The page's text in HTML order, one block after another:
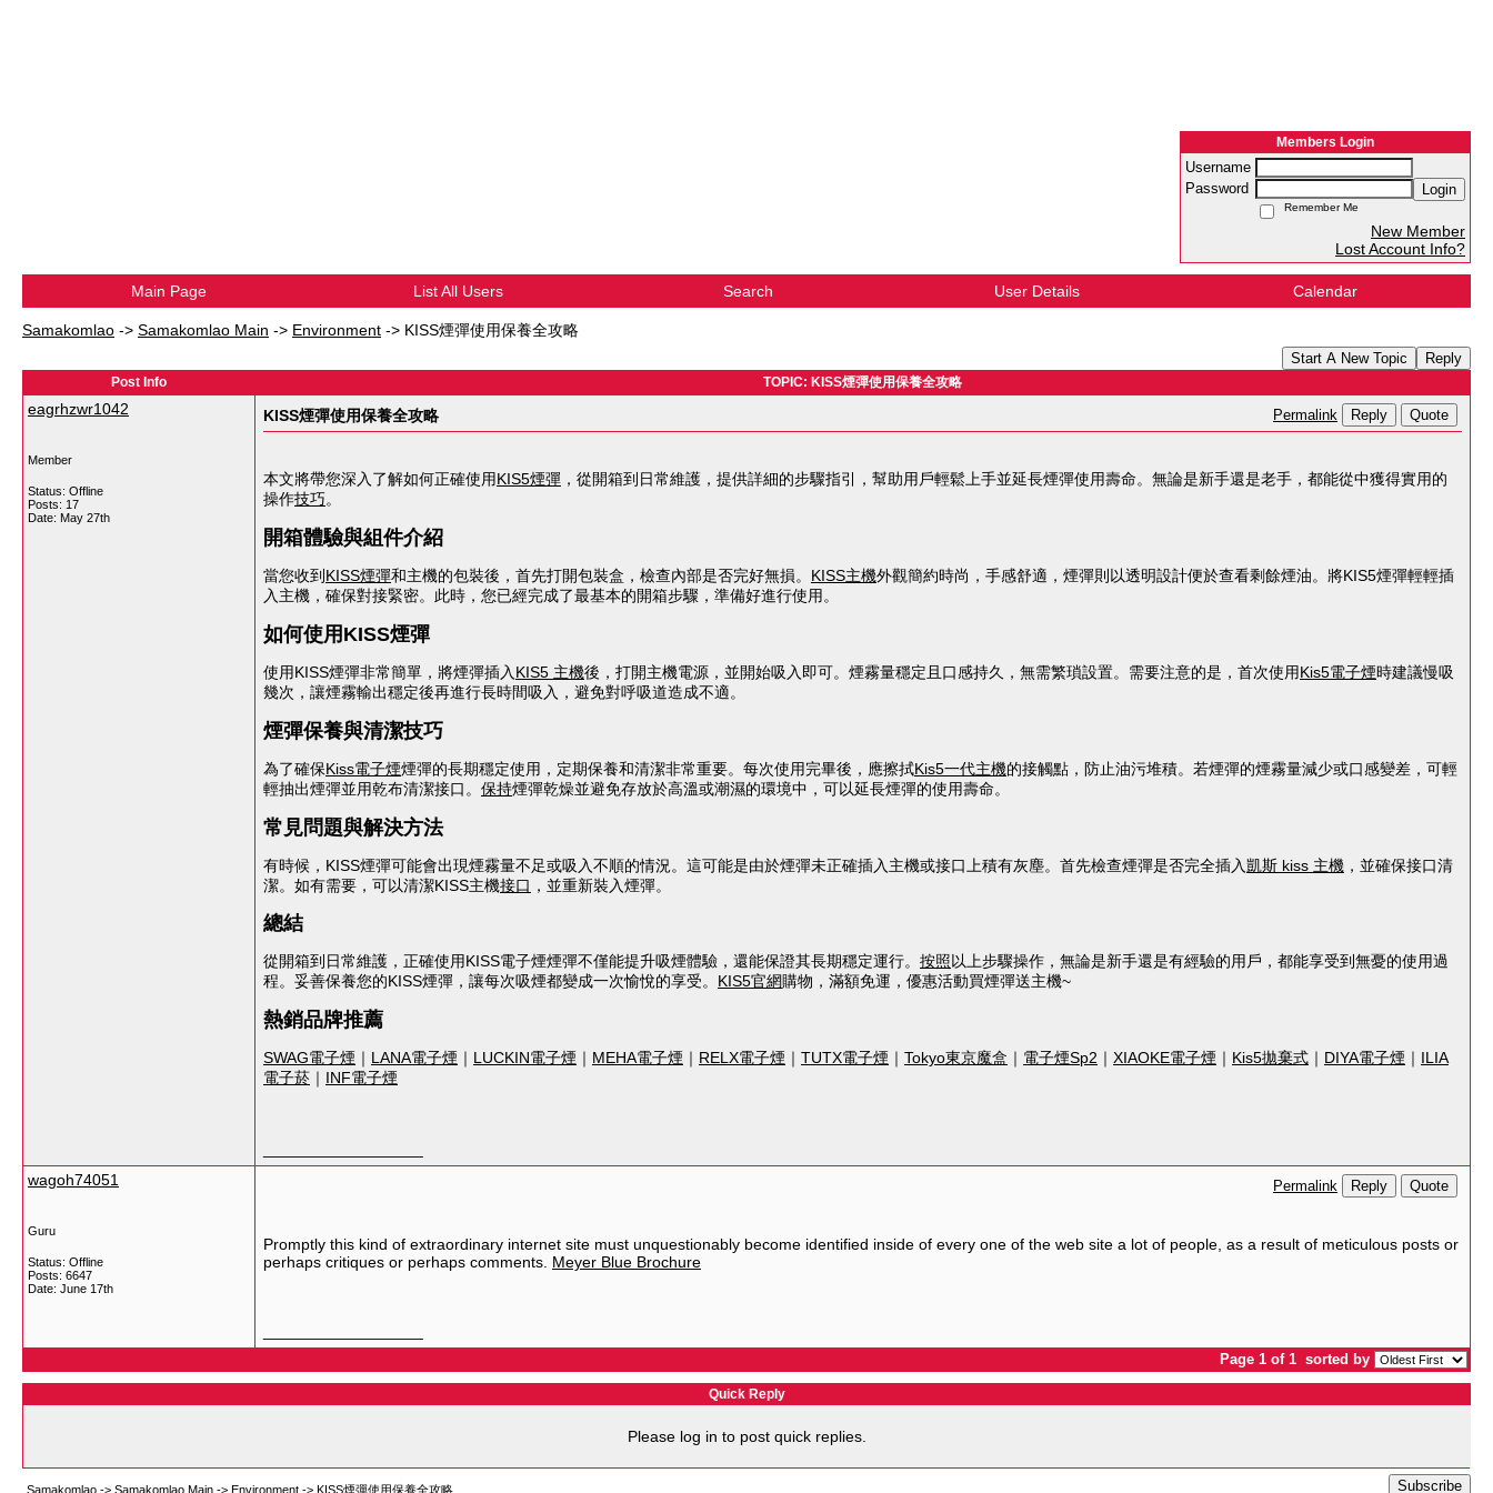
Members Login
Username
Password
Login
Remember Me
New Member
Lost Account Info?
Main Page List All Users Search User Details Calendar
Samakomlao -> Samakomlao Main -> Environment -> KISS煙彈使用保養全攻略
Start A New Topic Reply
Post Info TOPIC: KISS煙彈使用保養全攻略
eagrhzwr1042
Member
Status: Offline
Posts: 17
Date: May 27th
KISS煙彈使用保養全攻略 Permalink Reply Quote
本文將帶您深入了解如何正確使用KIS5煙彈 ，從開箱到日常維護，提供詳細的步驟指引，幫助用戶輕鬆上手並延長煙彈使用壽命。無論是新手還是老手，都能從中獲得實用的
操作技巧。
開箱體驗與組件介紹
當您收到 KISS煙彈和主機的包裝後，首先打開包裝盒，檢查內部是否完好無損。 KISS主機外觀簡約時尚，手感舒適，煙彈則以透明設計便於查看剩餘煙油。將KIS5煙彈輕輕插
入主機，確保對接緊密。此時，您已經完成了最基本的開箱步驟，準備好進行使用。
如何使用KISS煙彈
使用KISS煙彈非常簡單，將煙彈插入 KIS5 主機後，打開主機電源，並開始吸入即可。煙霧量穩定且口感持久，無需繁瑣設置。需要注意的是，首次使用Kis5電子煙時建議慢吸
幾次，讓煙霧輸出穩定後再進行長時間吸入，避免對呼吸道造成不適。
煙彈保養與清潔技巧
為了確保Kiss電子煙煙彈的長期穩定使用，定期保養和清潔非常重要。每次使用完畢後，應擦拭Kis5一代主機的接觸點，防止油污堆積。若煙彈的煙霧量減少或口感變差，可輕
輕抽出煙彈並用乾布清潔接口。 保持煙彈乾燥並避免存放於高溫或潮濕的環境中，可以延長煙彈的使用壽命。
常見問題與解決方法
有時候，KISS煙彈可能會出現煙霧量不足或吸入不順的情況。這可能是由於煙彈未正確插入主機或接口上積有灰塵。首先檢查煙彈是否完全插入凱斯 kiss 主機 ，並確保接口清
潔。如有需要，可以清潔KISS主機接口 ，並重新裝入煙彈。
總結
從開箱到日常維護，正確使用KISS電子煙煙彈不僅能提升吸煙體驗，還能保證其長期穩定運行。 按照以上步驟操作，無論是新手還是有經驗的用戶，都能享受到無憂的使用過
程。妥善保養您的KISS煙彈，讓每次吸煙都變成一次愉悅的享受。 KIS5官網購物，滿額免運，優惠活動買煙彈送主機~
熱銷品牌推薦
SWAG電子煙 ｜ LANA電子煙 ｜ LUCKIN電子煙 ｜ MEHA電子煙 ｜ RELX電子煙 ｜ TUTX電子煙 ｜ Tokyo東京魔盒 ｜ 電子煙Sp2 ｜ XIAOKE電子煙 ｜ Kis5拋棄式 ｜ DIYA電子煙 ｜ ILIA
電子菸 ｜ INF電子煙
wagoh74051
Guru
Status: Offline
Posts: 6647
Date: June 17th
Permalink Reply Quote
Promptly this kind of extraordinary internet site must unquestionably become identified inside of every one of the web site a lot of people, as a result of meticulous posts or
perhaps critiques or perhaps comments. Meyer Blue Brochure
Page 1 of 1 sorted by
Quick Reply
Please log in to post quick replies.
Samakomlao -> Samakomlao Main -> Environment -> KISS煙彈使用保養全攻略 Subscribe